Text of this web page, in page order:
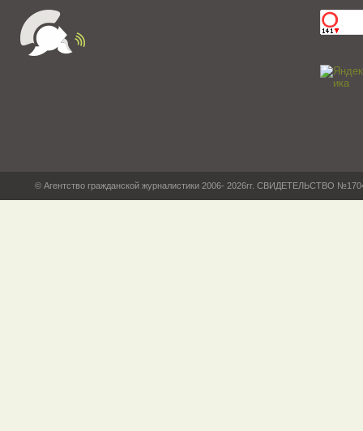
© Агентство гражданской журналистики 2006- 2026гг. СВИДЕТЕЛЬСТВО